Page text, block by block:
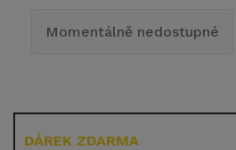
DÁREK ZDARMA
Momentálně nedostupné